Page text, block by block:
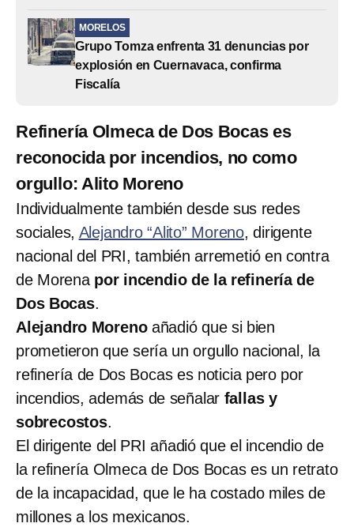
MORELOS
Grupo Tomza enfrenta 31 denuncias por
explosión en Cuernavaca, confirma
Fiscalía
Refinería Olmeca de Dos Bocas es
reconocida por incendios, no como
orgullo: Alito Moreno
Individualmente también desde sus redes
sociales, Alejandro “Alito” Moreno, dirigente
nacional del PRI, también arremetió en contra
de Morena por incendio de la refinería de
Dos Bocas.
Alejandro Morenoañadió que si bien
prometieron que sería un orgullo nacional, la
refinería de Dos Bocas es noticia pero por
incendios, además de señalar fallas y
sobrecostos.
El dirigente del PRI añadió que el incendio de
la refinería Olmeca de Dos Bocas es un retrato
de la incapacidad, que le ha costado miles de
millones a los mexicanos.